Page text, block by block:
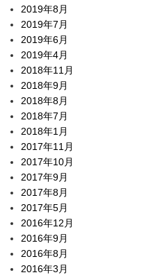
2019年8月
2019年7月
2019年6月
2019年4月
2018年11月
2018年9月
2018年8月
2018年7月
2018年1月
2017年11月
2017年10月
2017年9月
2017年8月
2017年5月
2016年12月
2016年9月
2016年8月
2016年3月